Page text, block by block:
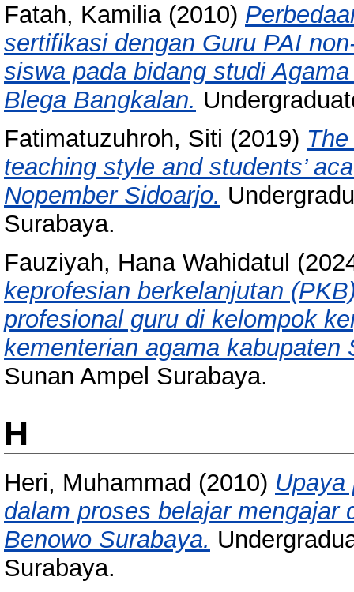
Fatah, Kamilia(2010)
sertifikasi dengan Guru PAI
siswa pada bidang studi
Blega Bangkalan.
Fatimatuzuhroh, Siti (2019)
teaching style and students’
Nopember Sidoarjo.
Surabaya.
Fauziyah, Hana Wahidatul
keprofesian berkelanjutan
profesional guru di kelompok
kementerian agama kabupaten
Sunan Ampel Surabaya.
H
Heri, Muhammad (2010) Upaya
dalam proses belajar mengajar
Benowo Surabaya.
Surabaya.